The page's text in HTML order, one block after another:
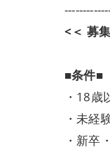
<＜ 募
■条件■
・18歳
・未経
・新卒